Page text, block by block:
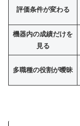
評価条件が変わる
機器内の成績だけを
見る
多職種の役割が曖昧